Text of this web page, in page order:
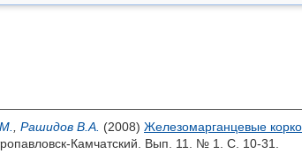
Рашидов В.А. (2008) Железомарганцевые
Камчатский. Вып. 11. № 1. С. 10-31.